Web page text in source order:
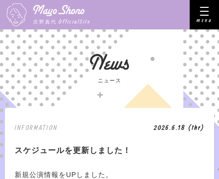
庄野真代 OfficialSite
ニュース
INFORMATION 2026.6.18 (thr)
スケジュールを更新しました！
新規公演情報をUPしました。
menu